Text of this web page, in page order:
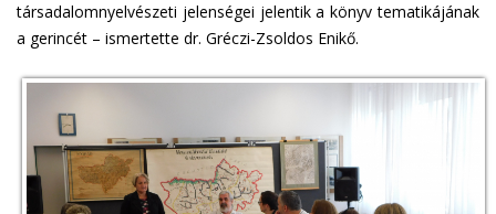
társadalomnyelvészeti jelenségei jelentik a könyv tematikájának
a gerincét – ismertette dr. Gréczi-Zsoldos Enikő.